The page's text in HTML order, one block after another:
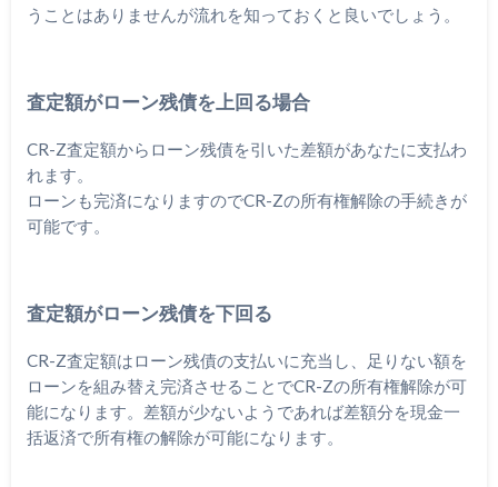
うことはありませんが流れを知っておくと良いでしょう。
査定額がローン残債を上回る場合
CR-Z査定額からローン残債を引いた差額があなたに支払わ
れます。
ローンも完済になりますのでCR-Zの所有権解除の手続きが
可能です。
査定額がローン残債を下回る
CR-Z査定額はローン残債の支払いに充当し、足りない額を
ローンを組み替え完済させることでCR-Zの所有権解除が可
能になります。差額が少ないようであれば差額分を現金一
括返済で所有権の解除が可能になります。